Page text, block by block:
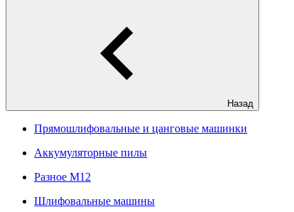
Назад
Прямошлифовальные и цанговые машинки
Аккумуляторные пилы
Разное M12
Шлифовальные машины